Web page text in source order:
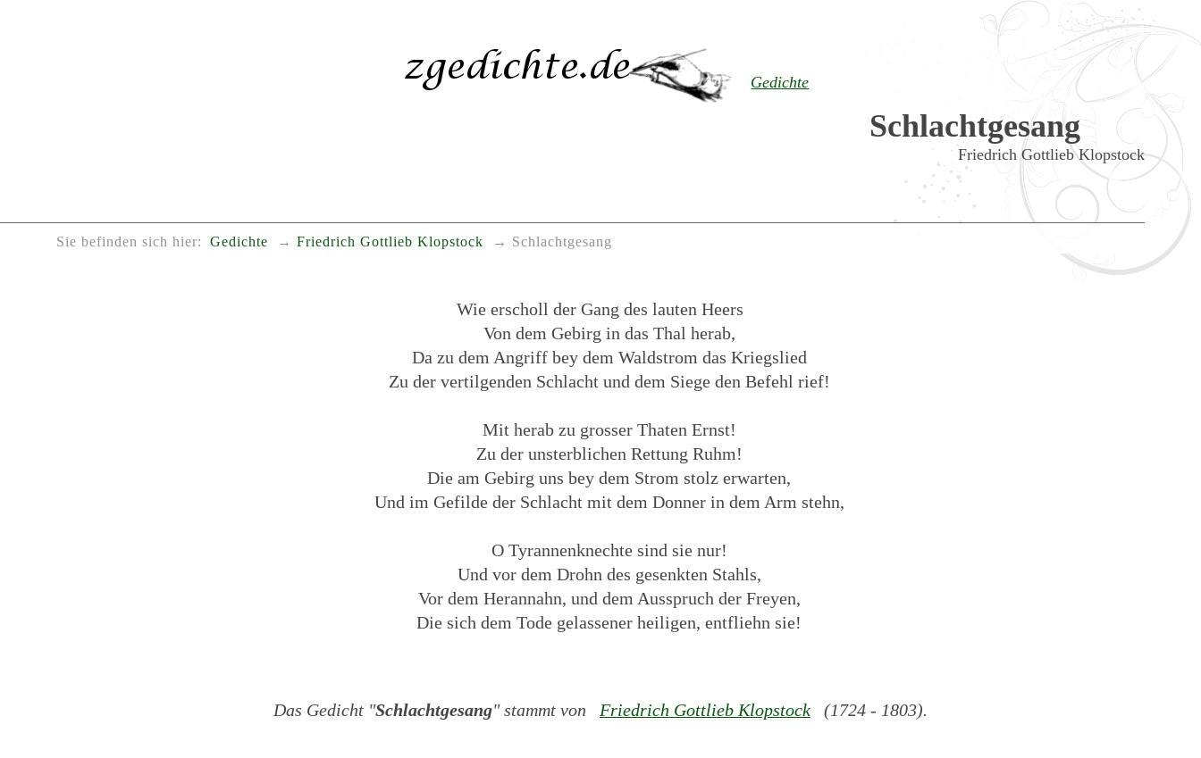
Gedichte
Schlachtgesang
Friedrich Gottlieb Klopstock
Sie befinden sich hier: Gedichte Friedrich Gottlieb Klopstock Schlachtgesang
Wie erscholl der Gang des lauten Heers
Von dem Gebirg in das Thal herab,
Da zu dem Angriff bey dem Waldstrom das Kriegslied
Zu der vertilgenden Schlacht und dem Siege den Befehl rief!
Mit herab zu grosser Thaten Ernst!
Zu der unsterblichen Rettung Ruhm!
Die am Gebirg uns bey dem Strom stolz erwarten,
Und im Gefilde der Schlacht mit dem Donner in dem Arm stehn,
O Tyrannenknechte sind sie nur!
Und vor dem Drohn des gesenkten Stahls,
Vor dem Herannahn, und dem Ausspruch der Freyen,
Die sich dem Tode gelassener heiligen, entfliehn sie!
Das Gedicht "Schlachtgesang" stammt von Friedrich Gottlieb Klopstock(1724 - 1803).